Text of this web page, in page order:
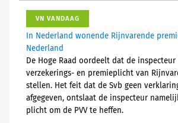
VN VANDAAG
In Nederland wonende Rijnvarende
Nederland
De Hoge Raad oordeelt dat de
verzekerings- en premieplicht van
stellen. Het feit dat de Svb geen
afgegeven, ontslaat de inspecteur
plicht om de PVV te heffen.